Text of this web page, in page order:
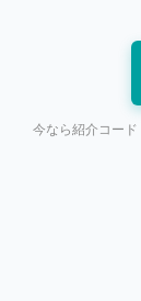
今なら紹介コード